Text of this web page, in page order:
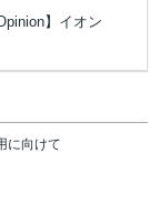
】イオン
に向けて